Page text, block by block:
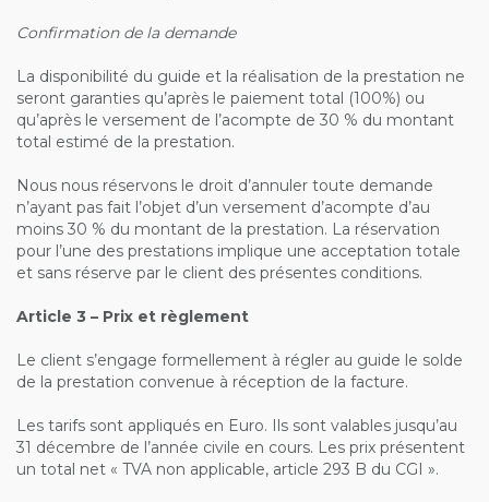
Confirmation de la demande
La disponibilité du guide et la réalisation de la prestation ne
seront garanties qu’après le paiement total (100%) ou
qu’après le versement de l’acompte de 30 % du montant
total estimé de la prestation.
Nous nous réservons le droit d’annuler toute demande
n’ayant pas fait l’objet d’un versement d’acompte d’au
moins 30 % du montant de la prestation. La réservation
pour l’une des prestations implique une acceptation totale
et sans réserve par le client des présentes conditions.
Article 3 – Prix et règlement
Le client s’engage formellement à régler au guide le solde
de la prestation convenue à réception de la facture.
Les tarifs sont appliqués en Euro. Ils sont valables jusqu’au
31 décembre de l’année civile en cours. Les prix présentent
un total net « TVA non applicable, article 293 B du CGI ».